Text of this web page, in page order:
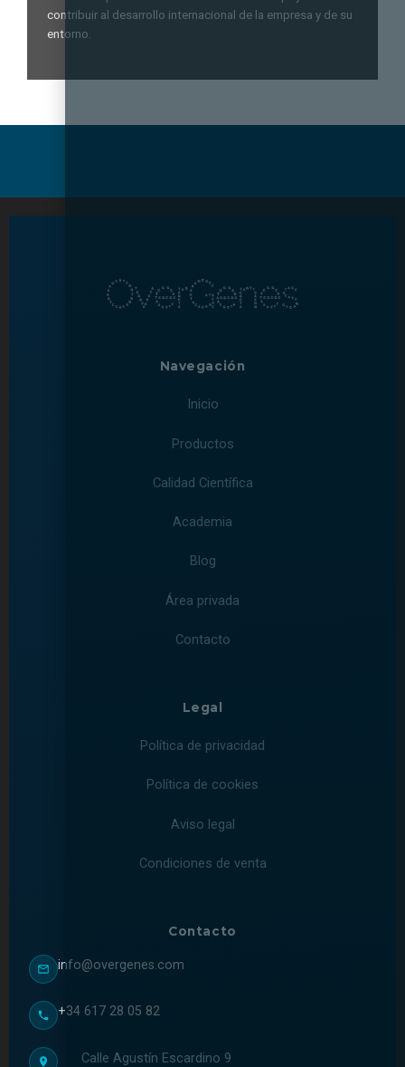
contribuir al desarrollo internacional de la empresa y de su
entorno.
Navegación
Inicio
Productos
Calidad Científica
Academia
Blog
Área privada
Contacto
Legal
Política de privacidad
Política de cookies
Aviso legal
Condiciones de venta
Contacto
info@overgenes.com
+34 617 28 05 82
Calle Agustín Escardino 9